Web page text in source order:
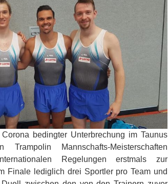
bedingter Unterbrechung im Taunus
Trampolin Mannschafts-Meisterschaften
Regelungen erstmals zur
Finale lediglich drei Sportler pro Team und